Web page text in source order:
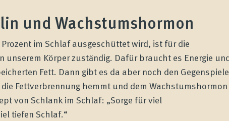
und Wachstumshormon
im Schlaf ausgeschüttet wird, ist für die
unserem Körper zuständig. Dafür braucht es Energie
Fett. Dann gibt es da aber noch den
Fettverbrennung hemmt und dem Wachstumshormon
von Schlank im Schlaf: „Sorge für viel
tiefen Schlaf.“